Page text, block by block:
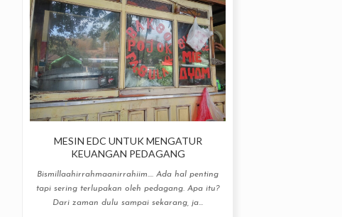
MESIN EDC UNTUK MENGATUR
KEUANGAN PEDAGANG
Bismillaahirrahmaanirrahiim.... Ada hal penting
tapi sering terlupakan oleh pedagang. Apa itu?
Dari zaman dulu sampai sekarang, ja...